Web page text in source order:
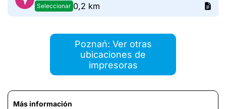
Seleccionar 0,2 km
Poznań: Ver otras
ubicaciones de
impresoras
Más información